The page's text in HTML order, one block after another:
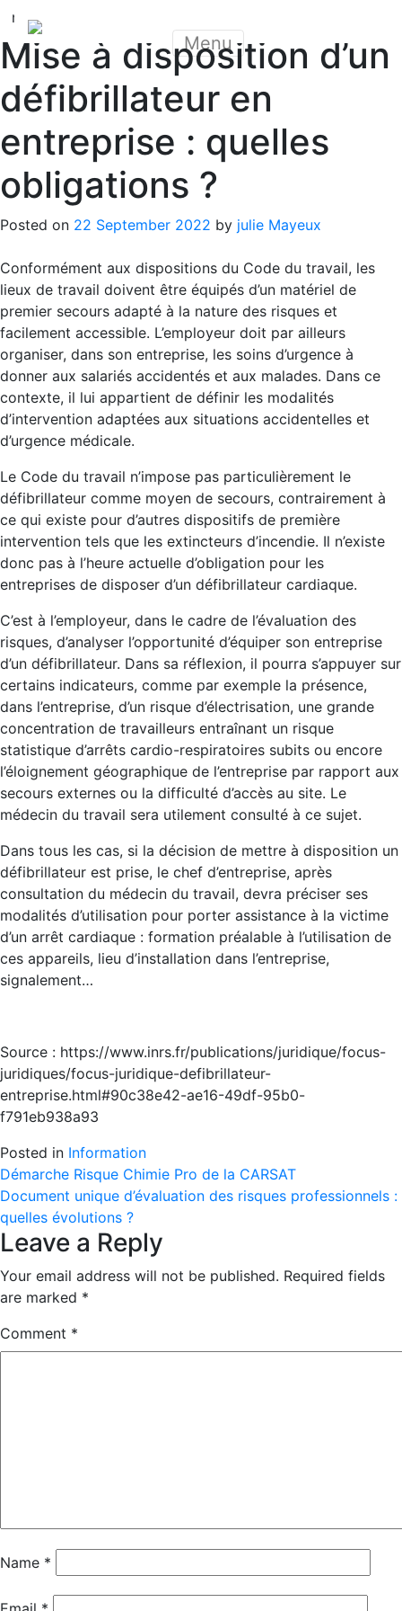
Menu
nous contacter
Mise à disposition d’un
défibrillateur en
entreprise : quelles
obligations ?
Posted on 22 September 2022 by julie Mayeux
Conformément aux dispositions du Code du travail, les
lieux de travail doivent être équipés d’un matériel de
premier secours adapté à la nature des risques et
facilement accessible. L’employeur doit par ailleurs
organiser, dans son entreprise, les soins d’urgence à
donner aux salariés accidentés et aux malades. Dans ce
contexte, il lui appartient de définir les modalités
d’intervention adaptées aux situations accidentelles et
d’urgence médicale.
Le Code du travail n’impose pas particulièrement le
défibrillateur comme moyen de secours, contrairement à
ce qui existe pour d’autres dispositifs de première
intervention tels que les extincteurs d’incendie. Il n’existe
donc pas à l’heure actuelle d’obligation pour les
entreprises de disposer d’un défibrillateur cardiaque.
C’est à l’employeur, dans le cadre de l’évaluation des
risques, d’analyser l’opportunité d’équiper son entreprise
d’un défibrillateur. Dans sa réflexion, il pourra s’appuyer sur
certains indicateurs, comme par exemple la présence,
dans l’entreprise, d’un risque d’électrisation, une grande
concentration de travailleurs entraînant un risque
statistique d’arrêts cardio-respiratoires subits ou encore
l’éloignement géographique de l’entreprise par rapport aux
secours externes ou la difficulté d’accès au site. Le
médecin du travail sera utilement consulté à ce sujet.
Dans tous les cas, si la décision de mettre à disposition un
défibrillateur est prise, le chef d’entreprise, après
consultation du médecin du travail, devra préciser ses
modalités d’utilisation pour porter assistance à la victime
d’un arrêt cardiaque : formation préalable à l’utilisation de
ces appareils, lieu d’installation dans l’entreprise,
signalement…
Source : https://www.inrs.fr/publications/juridique/focus-
juridiques/focus-juridique-defibrillateur-
entreprise.html#90c38e42-ae16-49df-95b0-
f791eb938a93
Posted in Information
Post
navigation
Démarche Risque Chimie Pro de la CARSAT
Document unique d’évaluation des risques professionnels :
quelles évolutions ?
Leave a Reply
Your email address will not be published. Required fields
are marked *
Comment *
Name *